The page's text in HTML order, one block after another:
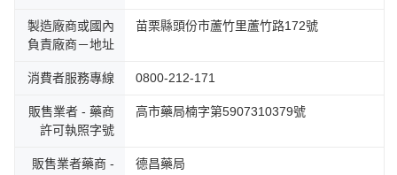
製造廠商或國內
負責廠商－地址
苗栗縣頭份市蘆竹里蘆竹路172號
消費者服務專線 0800-212-171
販售業者 - 藥商
許可執照字號
高市藥局楠字第5907310379號
販售業者藥商 -
德昌藥局